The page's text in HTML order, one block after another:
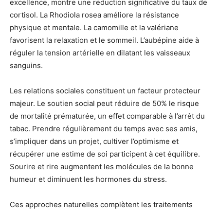
excellence, montre une réduction significative du taux de
cortisol. La Rhodiola rosea améliore la résistance
physique et mentale. La camomille et la valériane
favorisent la relaxation et le sommeil. L’aubépine aide à
réguler la tension artérielle en dilatant les vaisseaux
sanguins.
Les relations sociales constituent un facteur protecteur
majeur. Le soutien social peut réduire de 50% le risque
de mortalité prématurée, un effet comparable à l’arrêt du
tabac. Prendre régulièrement du temps avec ses amis,
s’impliquer dans un projet, cultiver l’optimisme et
récupérer une estime de soi participent à cet équilibre.
Sourire et rire augmentent les molécules de la bonne
humeur et diminuent les hormones du stress.
Ces approches naturelles complètent les traitements